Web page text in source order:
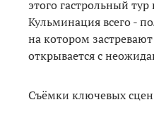
этого гастрольный
Кульминация всего -
на котором
открывается с
Съёмки ключевых